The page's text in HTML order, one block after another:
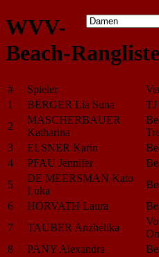
WVV-
Beach-
# Spieler
1
BERGER Lia Suna
2
MASCHERBAUER
Katharina
3
ELSNER Karin
4
PFAU Jennifer
5
DE MEERSMAN Kato
Luka
6
HORVATH Laura
7
TAUBER Anzhelika
8
PANY Alexandra